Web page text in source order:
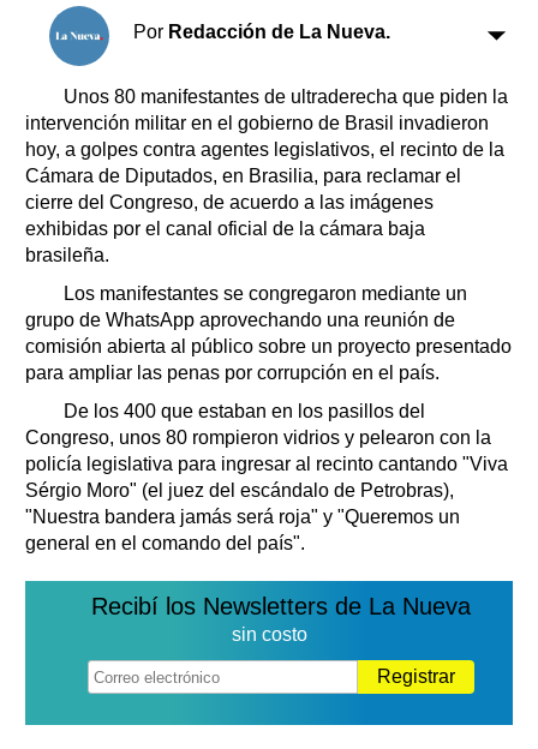
Clasificados
Horóscopo
Servicios
Farmacias
Transportes
Loterías
Datos Útiles
Teléfonos de urgencia
Por Redacción de La Nueva.
Unos 80 manifestantes de ultraderecha que piden la
intervención militar en el gobierno de Brasil invadieron
hoy, a golpes contra agentes legislativos, el recinto de la
Cámara de Diputados, en Brasilia, para reclamar el
cierre del Congreso, de acuerdo a las imágenes
exhibidas por el canal oficial de la cámara baja
brasileña.
Los manifestantes se congregaron mediante un
grupo de WhatsApp aprovechando una reunión de
comisión abierta al público sobre un proyecto presentado
para ampliar las penas por corrupción en el país.
De los 400 que estaban en los pasillos del
Congreso, unos 80 rompieron vidrios y pelearon con la
policía legislativa para ingresar al recinto cantando "Viva
Sérgio Moro" (el juez del escándalo de Petrobras),
"Nuestra bandera jamás será roja" y "Queremos un
general en el comando del país".
Recibí los Newsletters de La Nueva
sin costo
Registrar